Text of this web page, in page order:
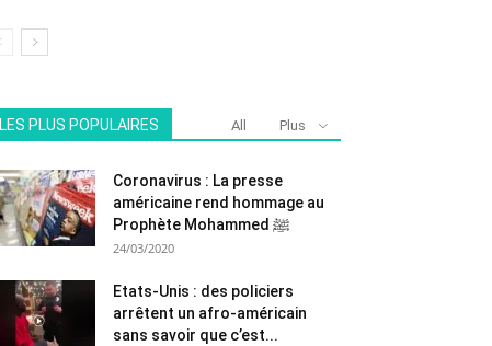
LES PLUS POPULAIRES All Plus
Coronavirus : La presse
américaine rend hommage au
Prophète Mohammed ﷺ
24/03/2020
Etats-Unis : des policiers
arrêtent un afro-américain
sans savoir que c’est...